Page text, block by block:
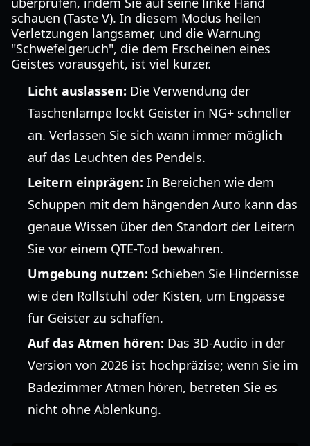
schauen (Taste V). In diesem Modus heilen
Verletzungen langsamer, und die Warnung
"Schwefelgeruch", die dem Erscheinen eines
Geistes vorausgeht, ist viel kürzer.
Licht auslassen: Die Verwendung der
Taschenlampe lockt Geister in NG+ schneller
an. Verlassen Sie sich wann immer möglich
auf das Leuchten des Pendels.
Leitern einprägen: In Bereichen wie dem
Schuppen mit dem hängenden Auto kann das
genaue Wissen über den Standort der Leitern
Sie vor einem QTE-Tod bewahren.
Umgebung nutzen: Schieben Sie Hindernisse
wie den Rollstuhl oder Kisten, um Engpässe
für Geister zu schaffen.
Auf das Atmen hören: Das 3D-Audio in der
Version von 2026 ist hochpräzise; wenn Sie im
Badezimmer Atmen hören, betreten Sie es
nicht ohne Ablenkung.